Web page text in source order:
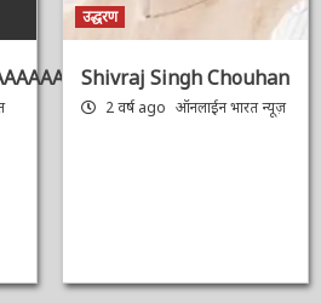
Shivraj Singh